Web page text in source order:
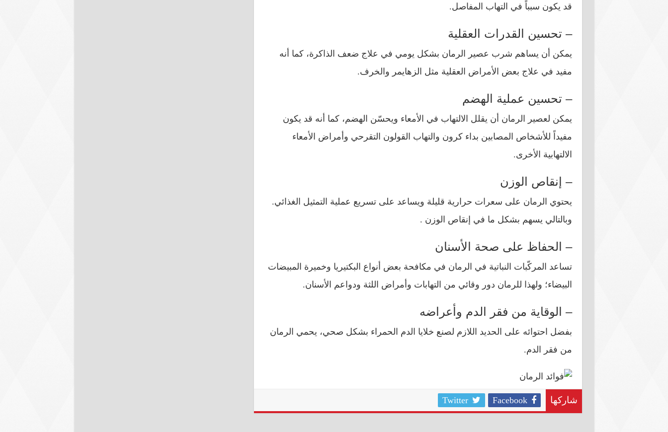
قد يكون سبباً في التهاب المفاصل.
– تحسين القدرات العقلية
يمكن أن يساهم شرب عصير الرمان بشكل يومي في علاج ضعف الذاكرة، كما أنه
مفيد في علاج بعض الأمراض العقلية مثل الزهايمر والخرف.
– تحسين عملية الهضم
يمكن لعصير الرمان أن يقلل الالتهاب في الأمعاء ويحسّن الهضم، كما أنه قد يكون
مفيداً للأشخاص المصابين بداء كرون والتهاب القولون التقرحي وأمراض الأمعاء
الالتهابية الأخرى.
– إنقاص الوزن
يحتوي الرمان على سعرات حرارية قليلة ويساعد على تسريع عملية التمثيل الغذائي.
وبالتالي يسهم بشكل ما في إنقاص الوزن .
– الحفاظ على صحة الأسنان
تساعد المركّبات النباتية في الرمان في مكافحة بعض أنواع البكتيريا وخميرة المبيضات
البيضاء؛ ولهذا للرمان دور وقائي من التهابات وأمراض اللثة ودواعم الأسنان.
– الوقاية من فقر الدم وأعراضه
بفضل احتوائه على الحديد اللازم لصنع خلايا الدم الحمراء بشكل صحي، يحمي الرمان
من فقر الدم.
شاركها Facebook
Twitter